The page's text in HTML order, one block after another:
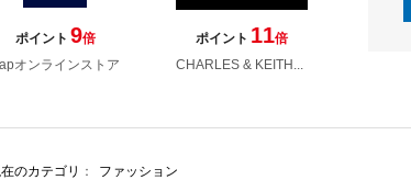
ポイント 9倍
オンラインストア
ポイント 11倍
CHARLES & KEITH...
のカテゴリ ：
ファッション